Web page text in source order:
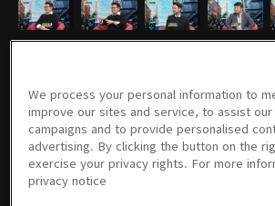
데니스 홍
데니스 홍
스티브 강 김범진
강경태
06/25/2022 • 26분
김경석 최창준 박윤숙
We process your personal information to
improve our sites and service, to assist our
campaigns and to provide personalised
advertising. By clicking the button on the
exercise your privacy rights. For more
privacy notice